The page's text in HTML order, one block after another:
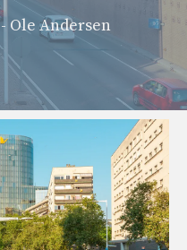
- Ole Andersen